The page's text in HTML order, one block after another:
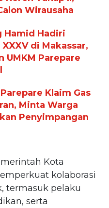
Wirausaha
Hamid Hadiri
di Makassar,
UMKM Parepare
Klaim Gas
Minta Warga
Penyimpangan
Kota
kolaborasi
termasuk pelaku
serta